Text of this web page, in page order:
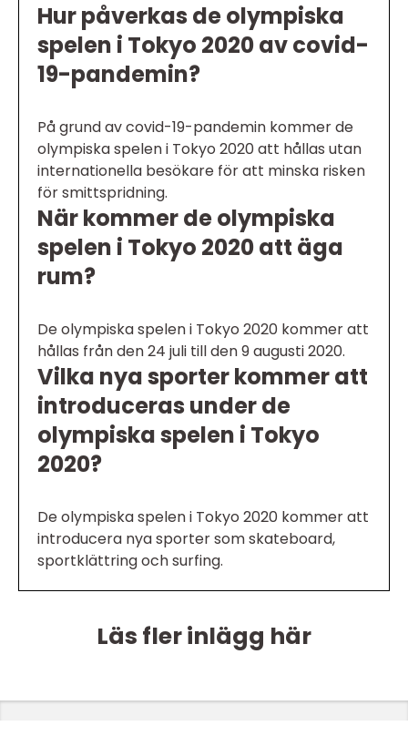
Hur påverkas de olympiska
spelen i Tokyo 2020 av covid-
19-pandemin?
På grund av covid-19-pandemin kommer de
olympiska spelen i Tokyo 2020 att hållas utan
internationella besökare för att minska risken
för smittspridning.
När kommer de olympiska
spelen i Tokyo 2020 att äga
rum?
De olympiska spelen i Tokyo 2020 kommer att
hållas från den 24 juli till den 9 augusti 2020.
Vilka nya sporter kommer att
introduceras under de
olympiska spelen i Tokyo
2020?
De olympiska spelen i Tokyo 2020 kommer att
introducera nya sporter som skateboard,
sportklättring och surfing.
Läs fler inlägg här